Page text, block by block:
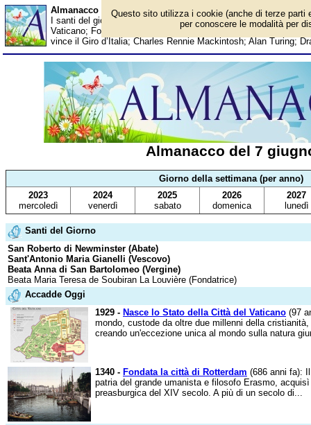
Almanacco del 7 giugno - Santi del giorno
I santi del giorno, eventi storici, successi sportivi, anniversari
Vaticano; Fondata la città di Rotterdam; Tom Jones; Prince;
vince il Giro d’Italia; Charles Rennie Mackintosh; Alan Turing;
Almanacco del 7
Giorno della settimana (per anno)
2023
mercoledì
2024
venerdì
2025
sabato
2026
domenica
2027
lunedì
Santi del Giorno
San Roberto di Newminster (Abate)
Sant'Antonio Maria Gianelli (Vescovo)
Beata Anna di San Bartolomeo (Vergine)
Beata Maria Teresa de Soubiran La Louvière (Fondatrice)
Accadde Oggi
1929 - Nasce lo Stato della Città del Vaticano (97
mondo, custode da oltre due millenni della
creando un'eccezione unica al mondo sulla natura
1340 - Fondata la città di Rotterdam (686 anni fa):
patria del grande umanista e filosofo Erasmo,
preasburgica del XIV secolo. A più di un secolo di...
Questo sito utilizza i cookie (anche di terze parti
per conoscere le modalità per